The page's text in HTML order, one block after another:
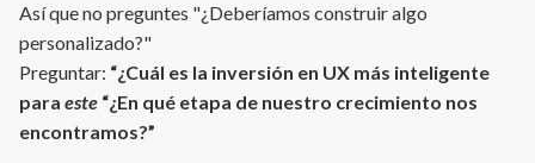
Así que no preguntes "¿Deberíamos construir algo
personalizado?"
Preguntar: “¿Cuál es la inversión en UX más inteligente
para este “¿En qué etapa de nuestro crecimiento nos
encontramos?”